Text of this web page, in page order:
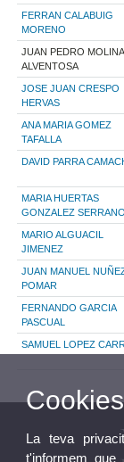
FERRAN CALABUIG
MORENO
JUAN PEDRO MOLINA
ALVENTOSA
JOSE JUAN CRESPO
HERVAS
ANA MARIA GOMEZ
TAFALLA
DAVID PARRA
MARIA HUERTAS
GONZALEZ SERRANO
MARIO ALGUACIL
JIMENEZ
JUAN MANUEL
POMAR
FERNANDO GARCIA
PASCUAL
SAMUEL LOPEZ
La teva
t'informem